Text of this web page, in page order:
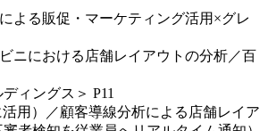
よる販促・マーケティング活用×グレ
ニにおける店舗レイアウトの分析／百
ィングス＞ P11
用）／顧客導線分析による店舗レイア